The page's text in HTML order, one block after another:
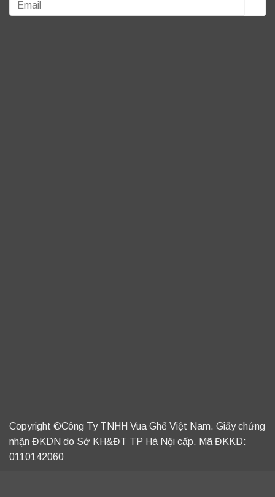
Copyright ©Công Ty TNHH Vua Ghế Việt Nam. Giấy chứng
nhận ĐKDN do Sở KH&ĐT TP Hà Nội cấp. Mã ĐKKD:
0110142060